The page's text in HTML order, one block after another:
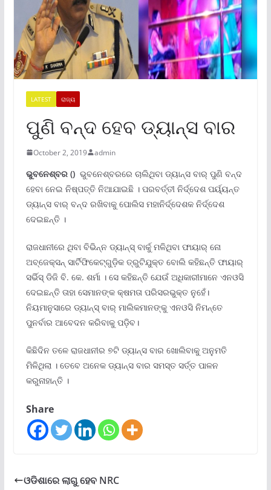
LATEST ରାଜ୍ୟ
ପୁଣି ବନ୍ଦ ହେବ ଡ୍ୟାନ୍ସ ବାର
October 2, 2019 admin
ଭୁବନେଶ୍ବର ()ଭୁବନେଶ୍ବରରେ ଚାଲିଥିବା ଡ୍ୟାନ୍ସ ବାର୍ ପୁଣି ବନ୍ଦ
ହେବା ନେଇ ନିଷ୍ପତ୍ତି ନିଆଯାଇଛି । ପରବର୍ତ୍ତୀ ନିର୍ଦ୍ଦେଶ ପର୍ୟ୍ୟନ୍ତ
ଡ୍ୟାନ୍ସ ବାର୍ ବନ୍ଦ ରଖିବାକୁ ପୋଲିସ ମହାନିର୍ଦ୍ଦେଶକ ନିର୍ଦ୍ଦେଶ
ଦେଇଛନ୍ତି ।
ରାଜଧାନୀରେ ଥିବା ବିଭିନ୍ନ ଡ୍ୟାନ୍ସ୍ ବାର୍କୁ ମଳିଥିବା ଫାୟାର୍ ନୋ
ଅବ୍ଜେକ୍ସନ୍ ସାର୍ଟିଫିକେଟ୍ଗୁଡ଼ିକ ତ୍ରୁଟିଯୁକ୍ତ ବୋଲି କହିଛନ୍ତି ଫାୟାର୍
ସର୍ଭିସ୍ ଡିଜି ବି. କେ. ଶର୍ମା । ସେ କହିଛନ୍ତି ଯେଉଁ ଅଧିକାରୀମାନେ ଏନଓସି
ଦେଇଛନ୍ତି ତାହା ସେମାନଙ୍କ କ୍ଷମତା ପରିସରଭୁକ୍ତ ନୁହେଁ।
ନିୟମାନୁସାରେ ଡ୍ୟାନ୍ସ୍ ବାର୍ ମାଲିକମାନଙ୍କୁ ଏନଓସି ନିମନ୍ତେ
ପୁନର୍ବାର ଆବେଦନ କରିବାକୁ ପଡ଼ିବ।
କିଛିଦିନ ତଳେ ରାଜଧାନୀର ୭ଟି ଡ୍ୟାନ୍ସ ବାର ଖୋଲିବାକୁ ଅନୁମତି
ମିଳିଥିଲା । ତେବେ ଅନେକ ଡ୍ୟାନ୍ସ ବାର ସମସ୍ତ ସର୍ତ୍ତ ପାଳନ
କରୁନାହାନ୍ତି ।
Share
ଓଡିଶାରେ ଲାଗୁ ହେବ NRC